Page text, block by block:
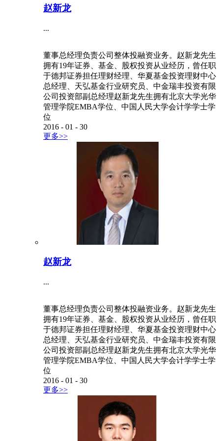
赵新龙
...
董事总经理负责公司整体投融资业务。赵新龙先生
拥有19年证券、基金、股权投资从业经历，曾任职
于德邦证券担任理财经理、华夏基金投资理财中心
总经理、天弘基金行业研究员、中金瑞丰投资有限
公司投资部副总经理赵新龙先生拥有北京大学光华
管理学院EMBA学位、中国人民大学会计学学士学
位
2016 - 01 - 30
更多>>
赵新龙
...
董事总经理负责公司整体投融资业务。赵新龙先生
拥有19年证券、基金、股权投资从业经历，曾任职
于德邦证券担任理财经理、华夏基金投资理财中心
总经理、天弘基金行业研究员、中金瑞丰投资有限
公司投资部副总经理赵新龙先生拥有北京大学光华
管理学院EMBA学位、中国人民大学会计学学士学
位
2016 - 01 - 30
更多>>